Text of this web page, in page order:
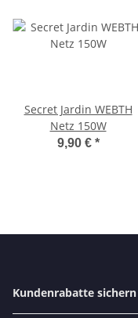
Secret Jardin WEBTH
Netz 150W
9,90 € *
Kundenrabatte sichern